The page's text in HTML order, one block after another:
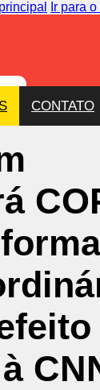
Ir para
CONTATO